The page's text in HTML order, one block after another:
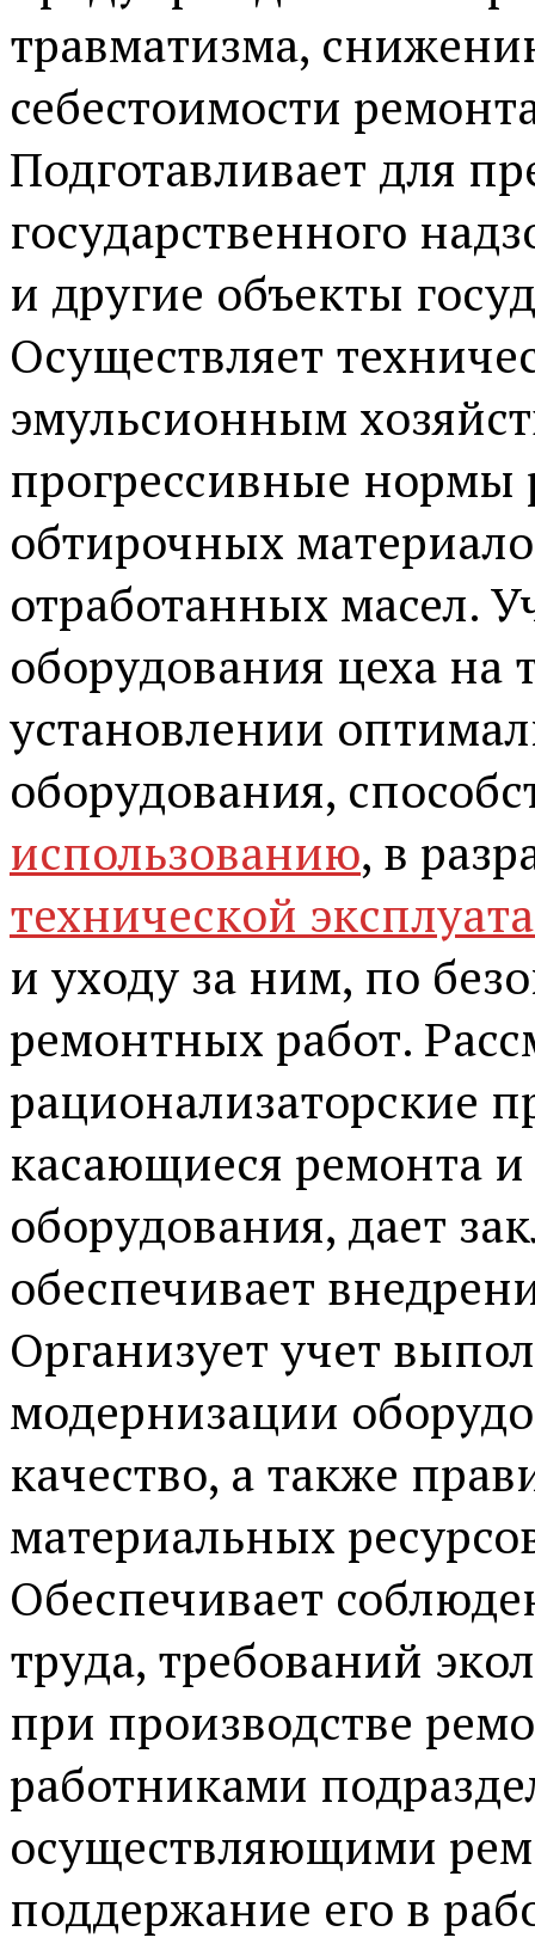
травматизма,
себестоимости
Подготавливает для
государственного
и другие объекты
Осуществляет
эмульсионным
прогрессивные нормы
обтирочных
отработанных масел.
оборудования цеха на
установлении
оборудования,
использованию, в
технической
и уходу за ним, по
ремонтных работ.
рационализаторские
касающиеся ремонта
оборудования, дает
обеспечивает
Организует учет
модернизации
качество, а также
материальных
Обеспечивает
труда, требований
при производстве
работниками
осуществляющими
поддержание его в